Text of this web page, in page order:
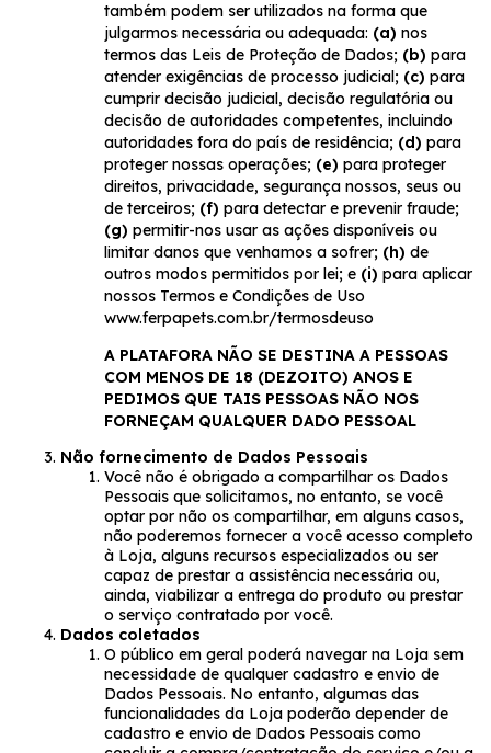
também podem ser utilizados na forma que
julgarmos necessária ou adequada: (a) nos
termos das Leis de Proteção de Dados; (b) para
atender exigências de processo judicial; (c) para
cumprir decisão judicial, decisão regulatória ou
decisão de autoridades competentes, incluindo
autoridades fora do país de residência; (d) para
proteger nossas operações; (e) para proteger
direitos, privacidade, segurança nossos, seus ou
de terceiros; (f) para detectar e prevenir fraude;
(g) permitir-nos usar as ações disponíveis ou
limitar danos que venhamos a sofrer; (h) de
outros modos permitidos por lei; e (i) para aplicar
nossos Termos e Condições de Uso
www.ferpapets.com.br/termosdeuso
A PLATAFORA NÃO SE DESTINA A PESSOAS
COM MENOS DE 18 (DEZOITO) ANOS E
PEDIMOS QUE TAIS PESSOAS NÃO NOS
FORNEÇAM QUALQUER DADO PESSOAL
Não fornecimento de Dados Pessoais
Você não é obrigado a compartilhar os Dados
Pessoais que solicitamos, no entanto, se você
optar por não os compartilhar, em alguns casos,
não poderemos fornecer a você acesso completo
à Loja, alguns recursos especializados ou ser
capaz de prestar a assistência necessária ou,
ainda, viabilizar a entrega do produto ou prestar
o serviço contratado por você.
Dados coletados
O público em geral poderá navegar na Loja sem
necessidade de qualquer cadastro e envio de
Dados Pessoais. No entanto, algumas das
funcionalidades da Loja poderão depender de
cadastro e envio de Dados Pessoais como